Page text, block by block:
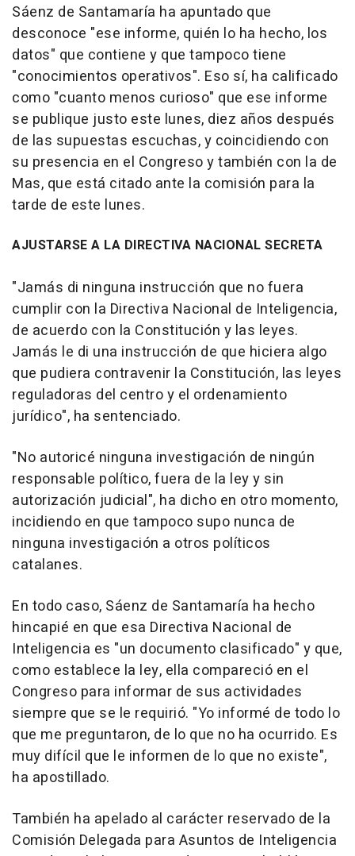
Sáenz de Santamaría ha apuntado que
desconoce "ese informe, quién lo ha hecho, los
datos" que contiene y que tampoco tiene
"conocimientos operativos". Eso sí, ha calificado
como "cuanto menos curioso" que ese informe
se publique justo este lunes, diez años después
de las supuestas escuchas, y coincidiendo con
su presencia en el Congreso y también con la de
Mas, que está citado ante la comisión para la
tarde de este lunes.
AJUSTARSE A LA DIRECTIVA NACIONAL SECRETA
"Jamás di ninguna instrucción que no fuera
cumplir con la Directiva Nacional de Inteligencia,
de acuerdo con la Constitución y las leyes.
Jamás le di una instrucción de que hiciera algo
que pudiera contravenir la Constitución, las leyes
reguladoras del centro y el ordenamiento
jurídico", ha sentenciado.
"No autoricé ninguna investigación de ningún
responsable político, fuera de la ley y sin
autorización judicial", ha dicho en otro momento,
incidiendo en que tampoco supo nunca de
ninguna investigación a otros políticos
catalanes.
En todo caso, Sáenz de Santamaría ha hecho
hincapié en que esa Directiva Nacional de
Inteligencia es "un documento clasificado" y que,
como establece la ley, ella compareció en el
Congreso para informar de sus actividades
siempre que se le requirió. "Yo informé de todo lo
que me preguntaron, de lo que no ha ocurrido. Es
muy difícil que le informen de lo que no existe",
ha apostillado.
También ha apelado al carácter reservado de la
Comisión Delegada para Asuntos de Inteligencia